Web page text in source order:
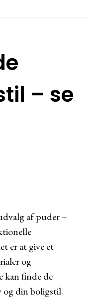
– se
af puder –
er at give et
og
kan finde de
og din boligstil.